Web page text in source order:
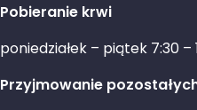
Pobieranie krwi
poniedziałek – piątek 7:30 –
Przyjmowanie